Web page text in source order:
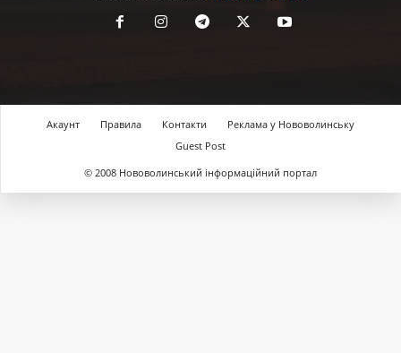
Акаунт Правила Контакти
Реклама у Нововолинську
Guest Post
© 2008 Нововолинський інформаційний портал